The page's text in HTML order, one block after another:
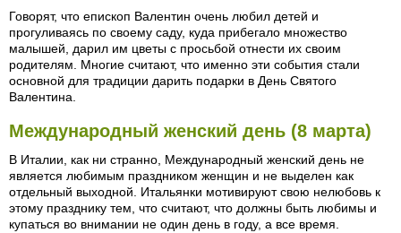
Говорят, что епископ Валентин очень любил детей и
прогуливаясь по своему саду, куда прибегало множество
малышей, дарил им цветы с просьбой отнести их своим
родителям. Многие считают, что именно эти события стали
основной для традиции дарить подарки в День Святого
Валентина.
Международный женский день (8 марта)
В Италии, как ни странно, Международный женский день не
является любимым праздником женщин и не выделен как
отдельный выходной. Итальянки мотивируют свою нелюбовь к
этому празднику тем, что считают, что должны быть любимы и
купаться во внимании не один день в году, а все время.